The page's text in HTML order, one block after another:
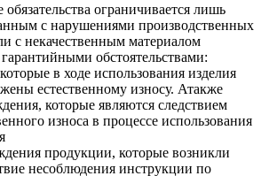
ограничивается лишь
с нарушениями производственных
с некачественным материалом
обстоятельствами:
в ходе использования изделия
естественному износу. Атакже
которые являются следствием
износа в процессе использования
продукции, которые возникли
несоблюдения инструкции по